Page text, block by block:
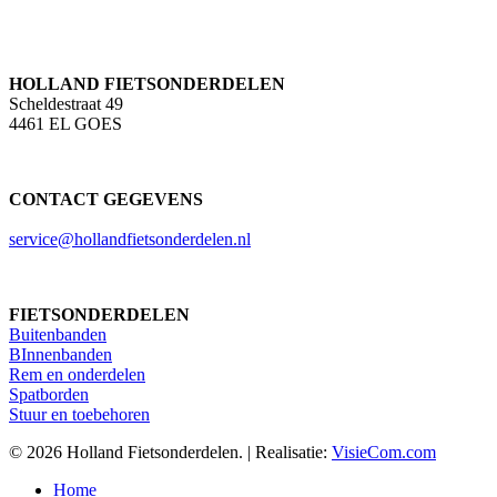
HOLLAND FIETSONDERDELEN
Scheldestraat 49
4461 EL GOES
CONTACT GEGEVENS
service@hollandfietsonderdelen.nl
FIETSONDERDELEN
Buitenbanden
BInnenbanden
Rem en onderdelen
Spatborden
Stuur en toebehoren
© 2026 Holland Fietsonderdelen. | Realisatie: VisieCom.com
Close
Home